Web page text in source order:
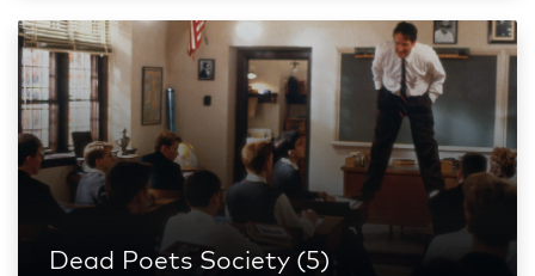
Dead Poets Society (5)